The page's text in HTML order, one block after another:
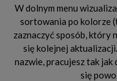
W dolnym menu
sortowania po kolorze
zaznaczyć sposób, który
się kolejnej
nazwie, pracujesz tak jak
się